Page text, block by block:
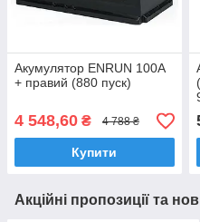
Акумулятор ENRUN 100А
+ правий (880 пуск)
4 548,60 ₴ 4 788 ₴
Купити
Акційні пропозиції та